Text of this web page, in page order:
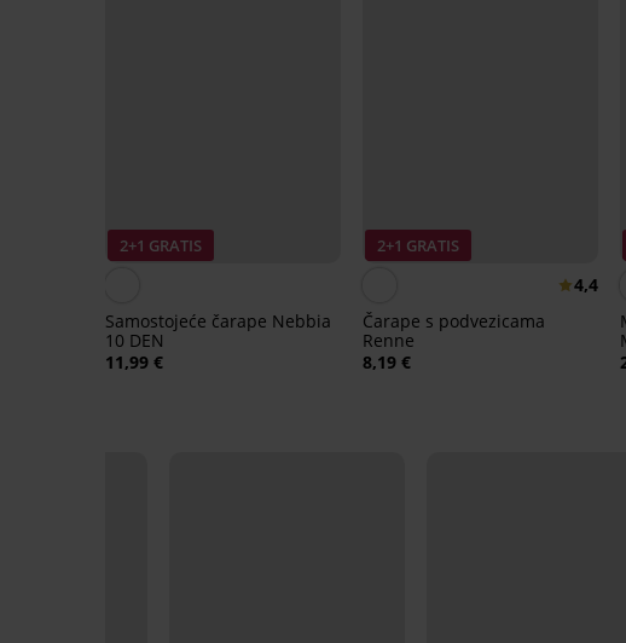
2+1 GRATIS
Samostojeće čarape Nebbia
10 DEN
11,99 €
2+1 GRATIS
4,4
Čarape s podvezicama
Renne
8,19 €